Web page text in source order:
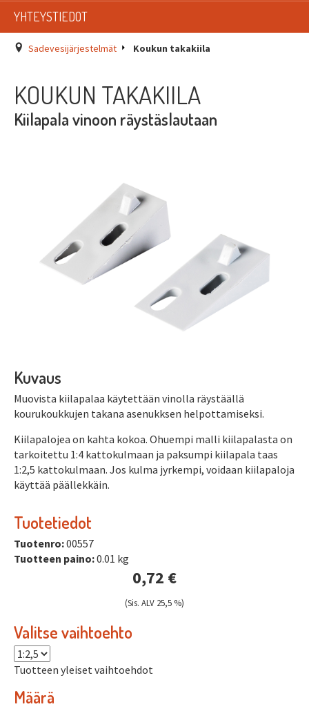
LISTAT
SADEVESIJÄRJESTELMÄT
TIKASTUOTTEET
TARJOUSTUOTTEET
PYYDÄ TARJOUS ASENNUKSESTA
YHTEYSTIEDOT
Sadevesijärjestelmät Koukun takakiila
KOUKUN TAKAKIILA
Kiilapala vinoon räystäslautaan
Kuvaus
Muovista kiilapalaa käytettään vinolla räystäällä
kourukoukkujen takana asenukksen helpottamiseksi.
Kiilapalojea on kahta kokoa. Ohuempi malli kiilapalasta on
tarkoitettu 1:4 kattokulmaan ja paksumpi kiilapala taas
1:2,5 kattokulmaan. Jos kulma jyrkempi, voidaan kiilapaloja
käyttää päällekkäin.
Tuotetiedot
Tuotenro:00557
Tuotteen paino:0.01 kg
0,72 €
(Sis. ALV 25,5 %)
Valitse vaihtoehto
Tuotteen yleiset vaihtoehdot
Määrä